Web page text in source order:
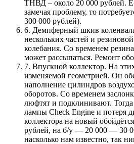
ТНВД – около 20 000 рублей.
замечая проблему, то
300 000 рублей).
6. Демпферный шкив
нескольких частей и
колебания. Со временем
может рассыпаться. Ремонт
7. Впускной коллектор. На
изменяемой геометрией. Он
наполнение цилиндров
оборотов. Со временем
люфтят и подклинивают.
лампы Check Engine и потеря
коллектора на новый
рублей, на б/у — 20 000 — 30
насколько нам известно, так